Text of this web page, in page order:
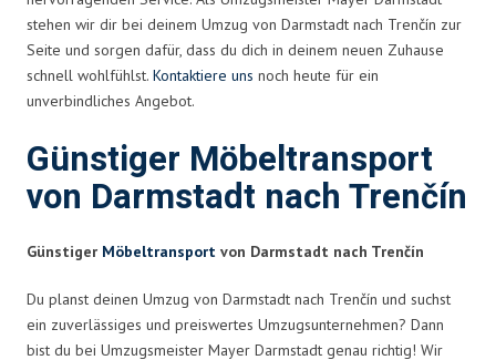
stehen wir dir bei deinem Umzug von Darmstadt nach Trenčín zur
Seite und sorgen dafür, dass du dich in deinem neuen Zuhause
schnell wohlfühlst. Kontaktiere uns noch heute für ein
unverbindliches Angebot.
Günstiger Möbeltransport
von Darmstadt nach Trenčín
Günstiger Möbeltransport von Darmstadt nach Trenčín
Du planst deinen Umzug von Darmstadt nach Trenčín und suchst
ein zuverlässiges und preiswertes Umzugsunternehmen? Dann
bist du bei Umzugsmeister Mayer Darmstadt genau richtig! Wir